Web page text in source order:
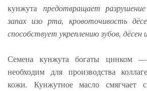
кунжута предотвращает
запах изо рта, кровоточивость
способствует укреплению зубов, дёсен
Семена кунжута богаты цинком
необходим для производства
кожи. Кунжутное масло смягчает